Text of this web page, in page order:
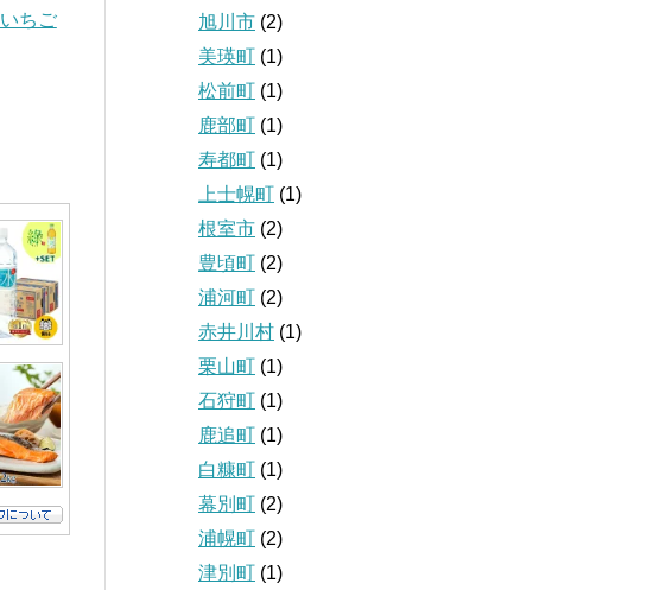
いちご
旭川市 (2)
美瑛町 (1)
松前町 (1)
鹿部町 (1)
寿都町 (1)
上士幌町 (1)
根室市 (2)
豊頃町 (2)
浦河町 (2)
赤井川村 (1)
栗山町 (1)
石狩町 (1)
鹿追町 (1)
白糠町 (1)
幕別町 (2)
浦幌町 (2)
津別町 (1)